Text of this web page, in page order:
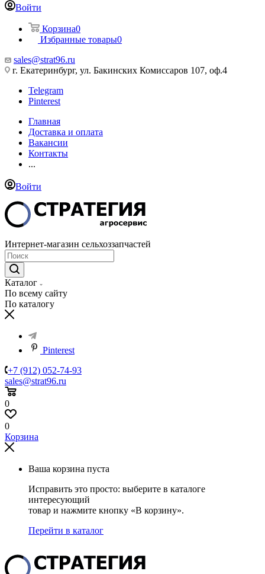
Войти
Корзина0
Избранные товары0
sales@strat96.ru
г. Екатеринбург, ул. Бакинских Комиссаров 107, оф.4
Telegram
Pinterest
Главная
Доставка и оплата
Вакансии
Контакты
...
Войти
Интернет-магазин сельхоззапчастей
Каталог
По всему сайту
По каталогу
Pinterest
+7 (912) 052-74-93
sales@strat96.ru
0
0
Корзина
Ваша корзина пуста
Исправить это просто: выберите в каталоге
интересующий
товар и нажмите кнопку «В корзину».
Перейти в каталог